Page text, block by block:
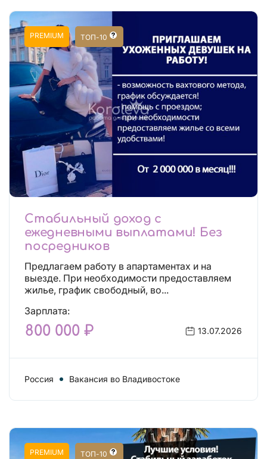
PREMIUM ТОП-10
Стабильный доход с
ежедневными выплатами! Без
посредников
Предлагаем работу в апартаментах и на
выезде. При необходимости предоставляем
жилье, график свободный, во...
Зарплата:
800 000 ₽ 13.07.2026
Россия Вакансия во Владивостоке
PREMIUM ТОП-10